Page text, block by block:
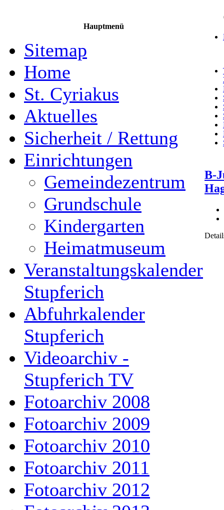
Hauptmenü
Sitemap
Home
St. Cyriakus
Aktuelles
Sicherheit / Rettung
Einrichtungen
Gemeindezentrum
Grundschule
Kindergarten
Heimatmuseum
Veranstaltungskalender
Stupferich
Abfuhrkalender
Stupferich
Videoarchiv -
Stupferich TV
Fotoarchiv 2008
Fotoarchiv 2009
Fotoarchiv 2010
Fotoarchiv 2011
Fotoarchiv 2012
B-